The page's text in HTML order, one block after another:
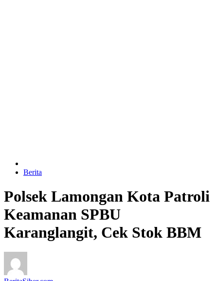
Berita
Polsek Lamongan Kota Patroli
Keamanan SPBU
Karanglangit, Cek Stok BBM